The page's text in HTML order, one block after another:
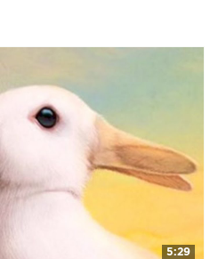
5:29